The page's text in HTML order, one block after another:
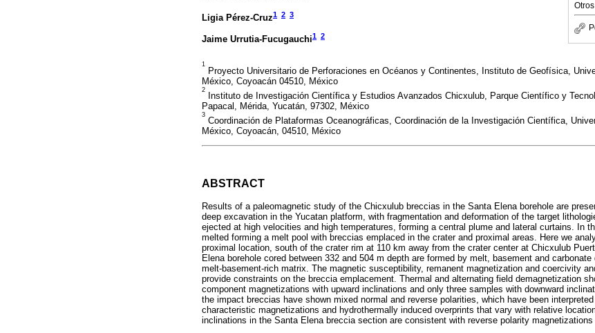
Otros
Ligia Pérez-Cruz1 2 3
Jaime Urrutia-Fucugauchi1 2
1
Proyecto Universitario de Perforaciones en Océanos y Continentes, Instituto de Geofísica,
México, Coyoacán 04510, México
2
Instituto de Investigación Científica y Estudios Avanzados Chicxulub, Parque Científico y
Papacal, Mérida, Yucatán, 97302, México
3
Coordinación de Plataformas Oceanográficas, Coordinación de la Investigación Científica,
México, Coyoacán, 04510, México
ABSTRACT
Results of a paleomagnetic study of the Chicxulub breccias in the Santa Elena borehole are
deep excavation in the Yucatan platform, with fragmentation and deformation of the target
ejected at high velocities and high temperatures, forming a central plume and lateral curtains. In
melted forming a melt pool with breccias emplaced in the crater and proximal areas. Here we
proximal location, south of the crater rim at 110 km away from the crater center at Chicxulub
Elena borehole cored between 332 and 504 m depth are formed by melt, basement and
melt-basement-rich matrix. The magnetic susceptibility, remanent magnetization and coercivity
provide constraints on the breccia emplacement. Thermal and alternating field demagnetization
component magnetizations with upward inclinations and only three samples with downward
the impact breccias have shown mixed normal and reverse polarities, which have been
characteristic magnetizations and hydrothermally induced overprints that vary with relative
inclinations in the Santa Elena breccia section are consistent with reverse polarity magnetizations